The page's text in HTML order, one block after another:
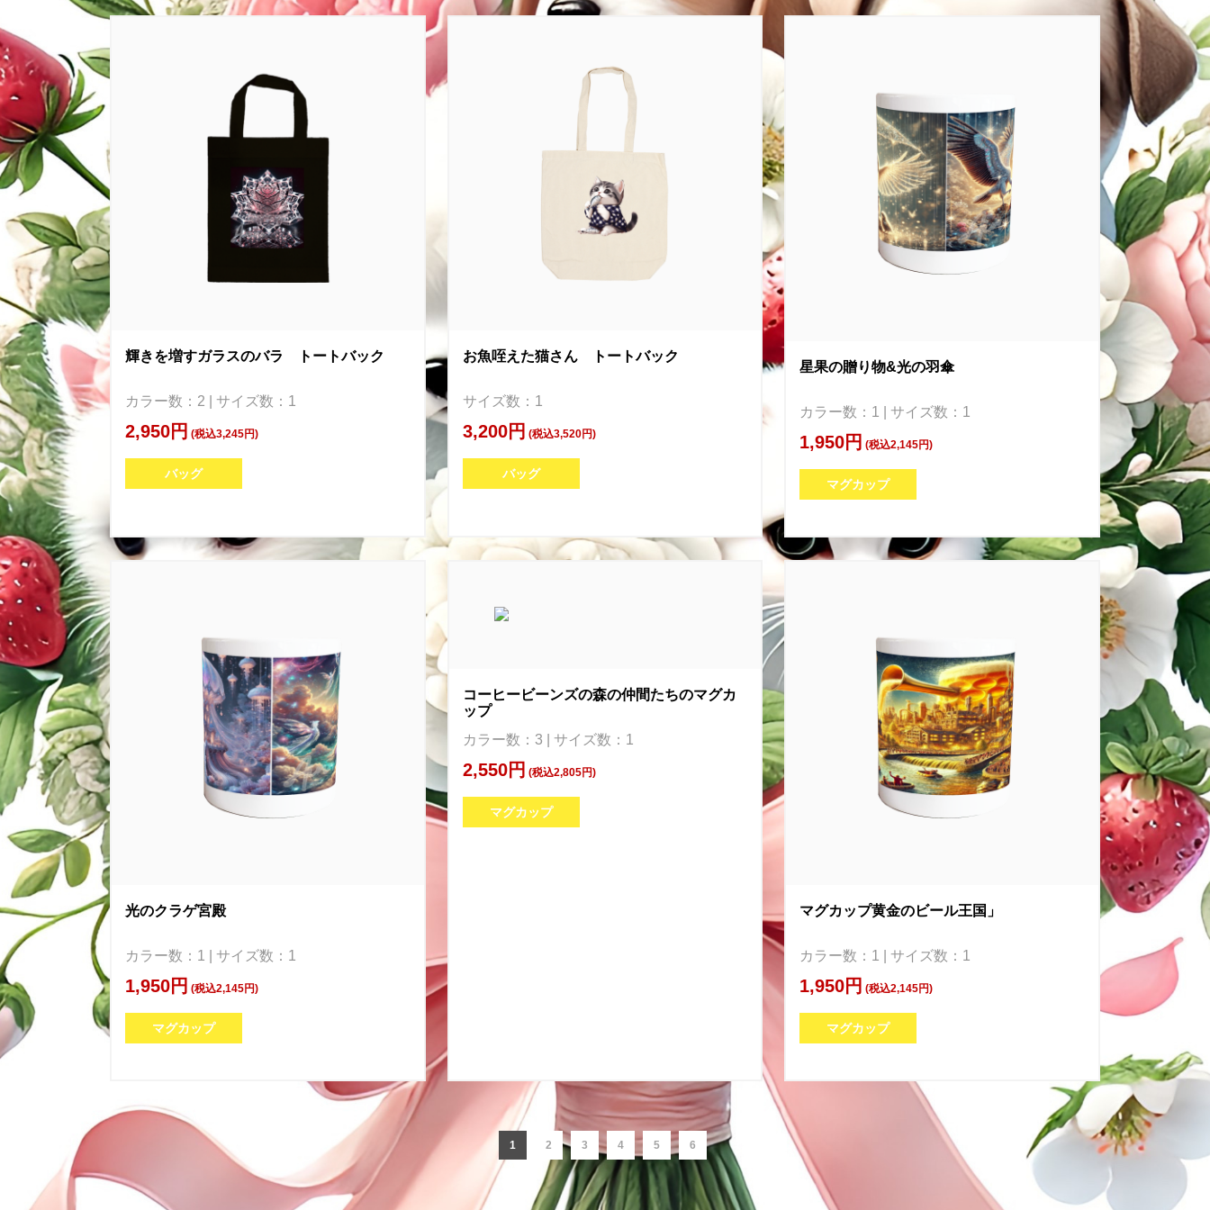
輝きを増すガラスのバラ トートバック
カラー数：2 | サイズ数：1
バッグ
2,950円 (税込3,245円)
お魚咥えた猫さん トートバック
サイズ数：1
バッグ
3,200円 (税込3,520円)
星果の贈り物&光の羽傘
カラー数：1 | サイズ数：1
マグカップ
1,950円 (税込2,145円)
光のクラゲ宮殿
カラー数：1 | サイズ数：1
マグカップ
1,950円 (税込2,145円)
コーヒービーンズの森の仲間たちのマグカ
ップ
カラー数：3 | サイズ数：1
マグカップ
2,550円 (税込2,805円)
マグカップ黄金のビール王国」
カラー数：1 | サイズ数：1
マグカップ
1,950円 (税込2,145円)
1 2 3 4 5 6